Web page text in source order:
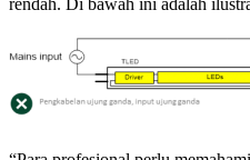
rendah. Di bawah ini adalah